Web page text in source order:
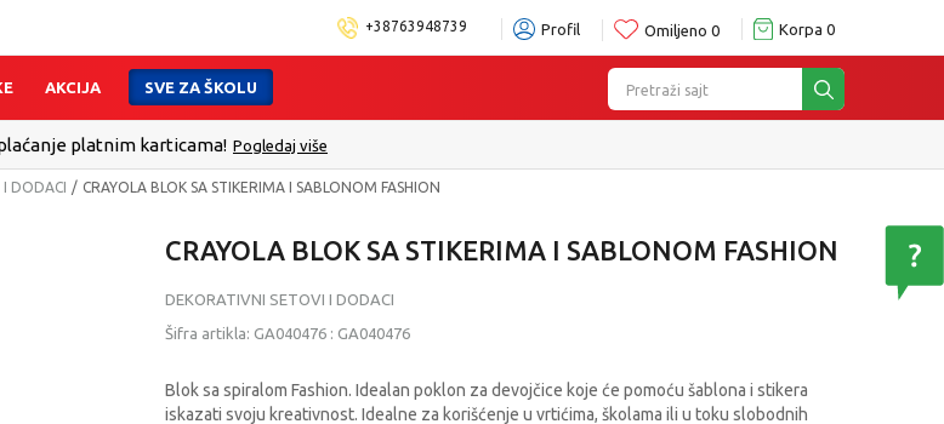
+38763948739 Profil Omiljeno 0 Korpa 0
Pretraži sajt
AKCIJA SVE ZA ŠKOLU
platnim karticama! Pogledaj više
I DODACI CRAYOLA BLOK SA STIKERIMA I SABLONOM FASHION
CRAYOLA BLOK SA STIKERIMA I SABLONOM FASHION
DEKORATIVNI SETOVI I DODACI
Šifra artikla: GA040476 : GA040476
Blok sa spiralom Fashion. Idealan poklon za devojčice koje će pomoću šablona i stikera
iskazati svoju kreativnost. Idealne za korišćenje u vrtićima, školama ili u toku slobodnih